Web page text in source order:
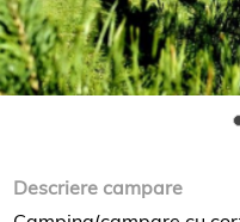
Descriere campare